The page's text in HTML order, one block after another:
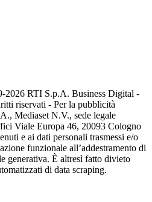
2026 RTI S.p.A. Business Digital -
riservati - Per la pubblicità
Mediaset N.V., sede legale
Viale Europa 46, 20093 Cologno
e ai dati personali trasmessi e/o
funzionale all’addestramento di
generativa. È altresì fatto divieto
di data scraping.